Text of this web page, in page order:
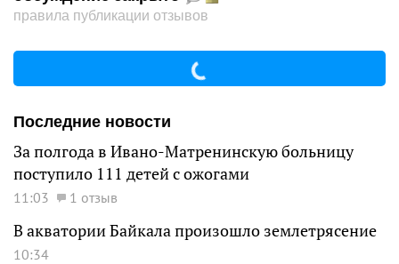
правила публикации отзывов
Последние новости
За полгода в Ивано-Матренинскую больницу
поступило 111 детей с ожогами
11:03 1 отзыв
В акватории Байкала произошло землетрясение
10:34